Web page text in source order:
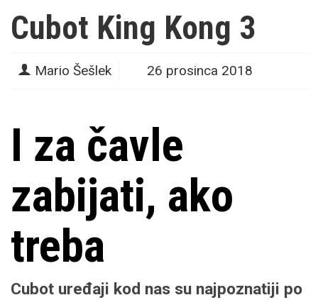
Cubot King Kong 3
Mario Šešlek 26 prosinca 2018
I za čavle
zabijati, ako
treba
Cubot uređaji kod nas su najpoznatiji po